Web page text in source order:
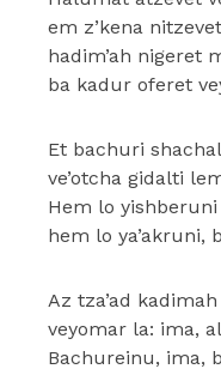
em z’kena
hadim’ah nigeret
ba kadur oferet
Et bachuri
ve’otcha gidalti
Hem lo yishberuni
hem lo ya’akruni,
Az tza’ad kadimah
veyomar la: ima,
Bachureinu, ima,